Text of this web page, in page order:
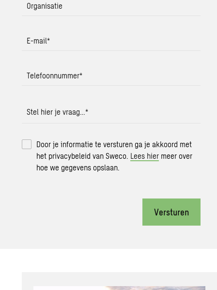
Organisatie
E-mail*
Telefoonnummer*
Stel hier je vraag…*
Door je informatie te versturen ga je akkoord met
het privacybeleid van Sweco. Lees hier meer over
hoe we gegevens opslaan.
Versturen